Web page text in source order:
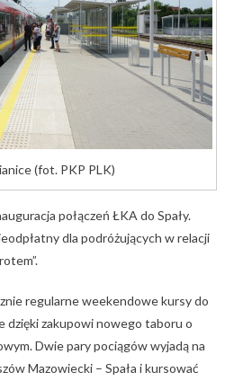
(fot. PKP PLK)
połączeń ŁKA do Spały.
dla podróżujących w relacji
regularne weekendowe kursy do
dzięki zakupowi nowego taboru o
Dwie pary pociągów wyjadą na
Mazowiecki – Spała i kursować